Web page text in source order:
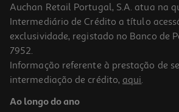
Auchan Retail Portugal, S.A. atua na
Intermediário de Crédito a título
exclusividade, registado no Banco de
7952.
Informação referente à prestação de
intermediação de crédito, aqui.
Ao longo do ano